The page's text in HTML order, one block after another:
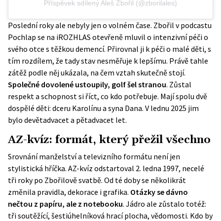
Příspěvek sdílený Aleš Zbořil (@zborilales)
Poslední roky ale nebyly jen o volném čase. Zbořil v podcastu
Pochlap se na iROZHLAS otevřeně mluvil o intenzivní péči o
svého otce s těžkou demencí. Přirovnal ji k péči o malé děti, s
tím rozdílem, že tady stav nesměřuje k lepšímu. Právě tahle
zátěž podle něj ukázala, na čem vztah skutečně stojí.
Společné dovolené ustoupily, golf šel stranou. Zůstal
respekt a schopnost si říct, co kdo potřebuje. Mají spolu dvě
dospělé děti: dceru Karolínu a syna Dana. V lednu 2025 jim
bylo devětadvacet a pětadvacet let.
AZ-kvíz: formát, který přežil všechno
Srovnání manželství a televizního formátu není jen
stylistická hříčka. AZ-kvíz odstartoval 2. ledna 1997, necelé
tři roky po Zbořilově svatbě. Od té doby se několikrát
změnila pravidla, dekorace i grafika. Otázky se dávno
nečtou z papíru, ale z notebooku. Jádro ale zůstalo totéž:
tři soutěžící, šestiúhelníková hrací plocha, vědomosti. Kdo by